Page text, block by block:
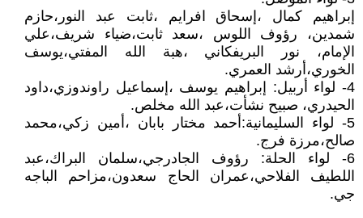
إبراهيم كمال ،إسحاق افرايم ،ثابت عبد النور،حازم
شمدين، رؤوف اللوس ،سعد ثابت،ضياء شريف،علي
الإمام، نور البريفكاني ،هبة الله المفتي،يوسف
الخوري،أرشد العمري.
4- لواء أربيل: إبراهيم يوسف ،إسماعيل راوندوزي،داود
الحيدري، صبيح نشأت،عبد الله مخلص.
5- لواء السليمانية:أحمد مختار بابان ،أمين زكي،محمد
صالح،مرزة فرج.
6- لواء الحلة: رؤوف الجادرجي،سلمان البراك،عبد
اللطيف الفلاحي،عمران الحاج سعدون،مزاحم الباجه
جي.